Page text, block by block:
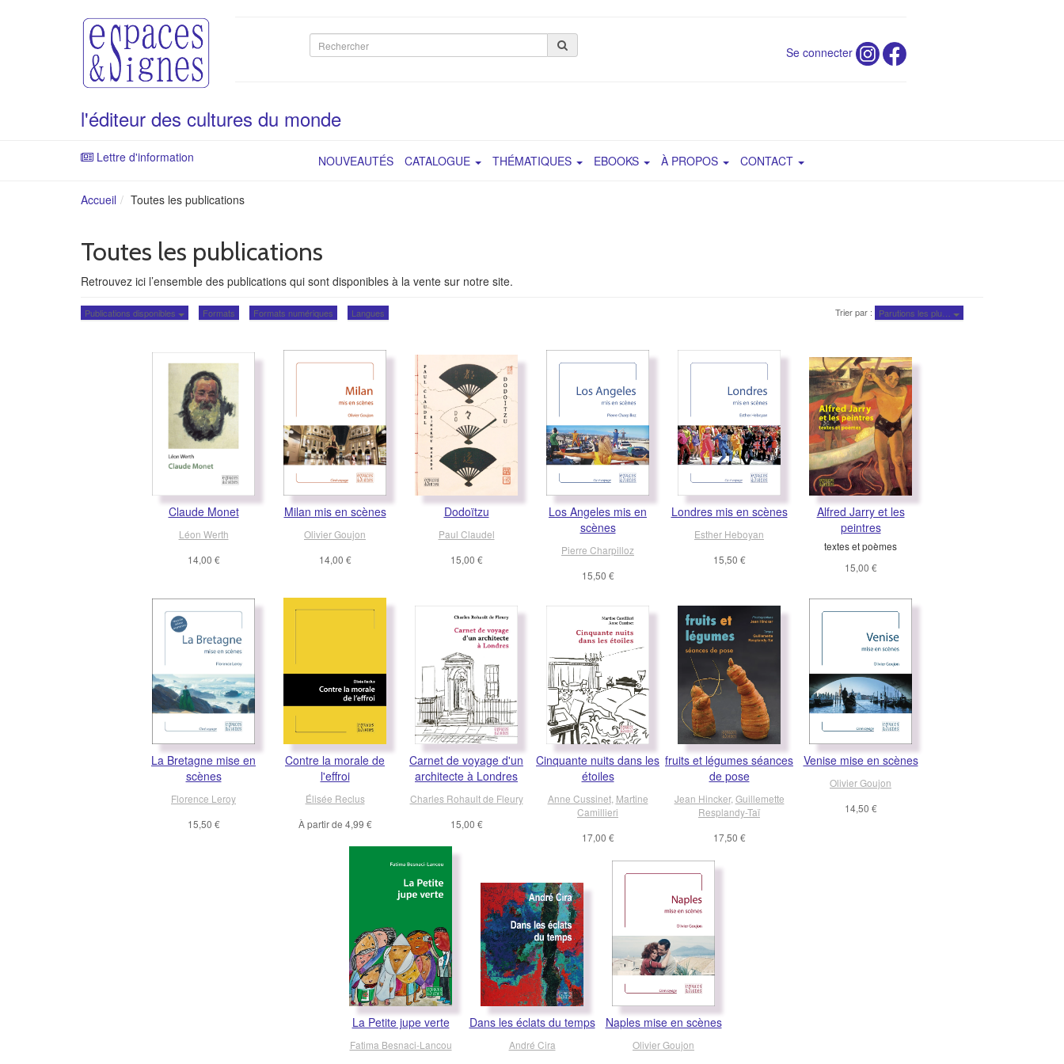
Rechercher
sur
Se connecter
l'éditeur des cultures du monde
Lettre d'information NOUVEAUTÉS CATALOGUE THÉMATIQUES EBOOKS À PROPOS CONTACT
Accueil Toutes les publications
Toutes les publications
Retrouvez ici l’ensemble des publications qui sont disponibles à la vente sur notre site.
Publications disponibles Formats Formats numériques Langues Trier par : Parutions les plu…
Claude Monet
Léon Werth
14,00 €
Milan mis en scènes
Olivier Goujon
14,00 €
Dodoïtzu
Paul Claudel
15,00 €
Los Angeles mis en
scènes
Pierre Charpilloz
15,50 €
Londres mis en scènes
Esther Heboyan
15,50 €
Alfred Jarry et les
peintres
textes et poèmes
15,00 €
La Bretagne mise en
scènes
Florence Leroy
15,50 €
Contre la morale de
l'effroi
Élisée Reclus
À partir de 4,99 €
Carnet de voyage d'un
architecte à Londres
Charles Rohault de Fleury
15,00 €
Cinquante nuits dans les
étoiles
Anne Cussinet, Martine
Camillieri
17,00 €
fruits et légumes séances
de pose
Jean Hincker,Guillemette
Resplandy-Taï
17,50 €
Venise mise en scènes
Olivier Goujon
14,50 €
La Petite jupe verte
Fatima Besnaci-Lancou
Dans les éclats du temps
André Cira
Naples mise en scènes
Olivier Goujon